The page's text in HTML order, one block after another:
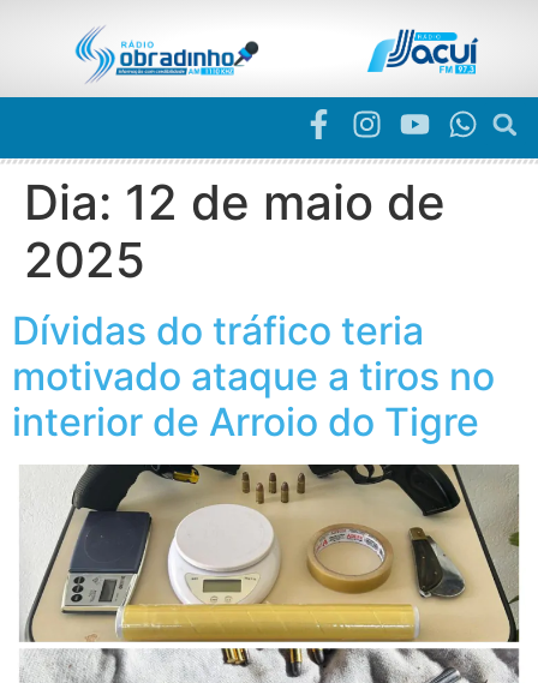
Dia: 12 de maio de
2025
Dívidas do tráfico teria
motivado ataque a tiros no
interior de Arroio do Tigre